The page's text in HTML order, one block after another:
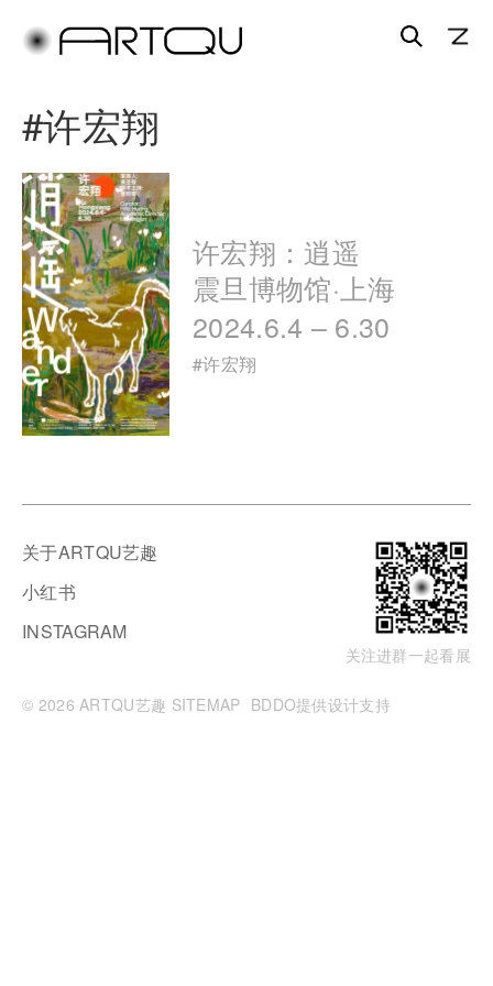
至
主
内
容
区
域
至
副
内
容
区
域
搜
#许宏翔
许宏翔：逍遥
震旦博物馆·上海
2024.6.4 – 6.30
#许宏翔
关注进群一起看展
关于ARTQU艺趣
小红书
INSTAGRAM
© 2026 ARTQU艺趣 SITEMAP BDDO提供设计支持